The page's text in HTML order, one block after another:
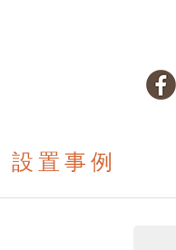
設置事例